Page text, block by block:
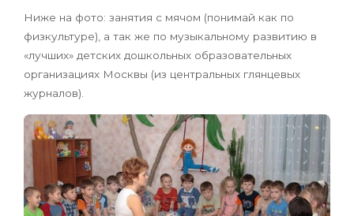
Ниже на фото: занятия с мячом (понимай как по
физкультуре), а так же по музыкальному развитию в
«лучших» детских дошкольных образовательных
организациях Москвы (из центральных глянцевых
журналов).